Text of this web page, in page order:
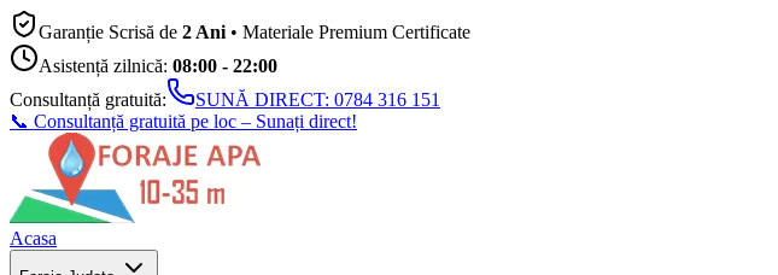
Garanție Scrisă de 2 Ani • Materiale Premium Certificate
Asistență zilnică: 08:00 - 22:00
Consultanță gratuită:
SUNĂ DIRECT: 0784 316 151
📞 Consultanță gratuită pe loc – Sunați direct!
Acasa